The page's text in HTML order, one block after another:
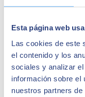
Esta página web
Las cookies de este
el contenido y los
sociales y analizar
información sobre el
nuestros partners
Javier Paniagua
CIO y Director